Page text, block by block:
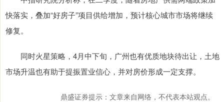
快落实，叠加“好房子”项目供给增加，预计核心城市市场将继续
修复。
同时火星策略，4月中下旬，广州也有优质地块待出让，土地
市场升温也有助于提振置业信心，并对房价形成一定支撑。
鼎盛证券提示：文章来自网络，不代表本站观点。